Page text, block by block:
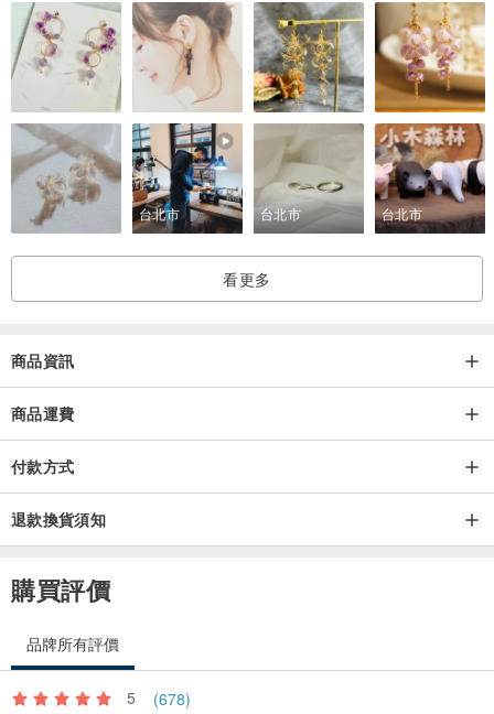
台北市 台北市 台北市
看更多
商品資訊
商品運費
付款方式
退款換貨須知
購買評價
品牌所有評價
5 (678)